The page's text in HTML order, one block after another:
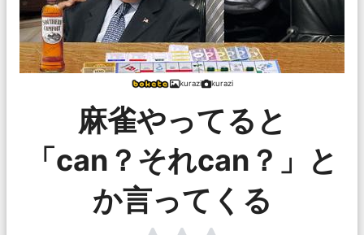
kurazi kurazi
麻雀やってると
「can？それcan？」と
か言ってくる